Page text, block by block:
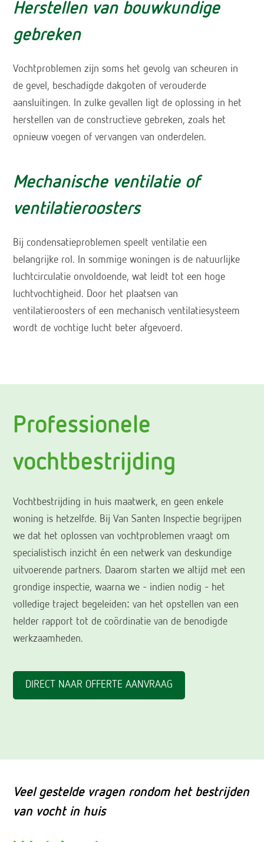
Herstellen van bouwkundige
gebreken
Vochtproblemen zijn soms het gevolg van scheuren in
de gevel, beschadigde dakgoten of verouderde
aansluitingen. In zulke gevallen ligt de oplossing in het
herstellen van de constructieve gebreken, zoals het
opnieuw voegen of vervangen van onderdelen.
Mechanische ventilatie of
ventilatieroosters
Bij condensatieproblemen speelt ventilatie een
belangrijke rol. In sommige woningen is de natuurlijke
luchtcirculatie onvoldoende, wat leidt tot een hoge
luchtvochtigheid. Door het plaatsen van
ventilatieroosters of een mechanisch ventilatiesysteem
wordt de vochtige lucht beter afgevoerd.
Professionele
vochtbestrijding
Vochtbestrijding in huis maatwerk, en geen enkele
woning is hetzelfde. Bij Van Santen Inspectie begrijpen
we dat het oplossen van vochtproblemen vraagt om
specialistisch inzicht én een netwerk van deskundige
uitvoerende partners. Daarom starten we altijd met een
grondige inspectie, waarna we – indien nodig – het
volledige traject begeleiden: van het opstellen van een
helder rapport tot de coördinatie van de benodigde
werkzaamheden.
DIRECT NAAR OFFERTE AANVRAAG
Veel gestelde vragen rondom het bestrijden
van vocht in huis